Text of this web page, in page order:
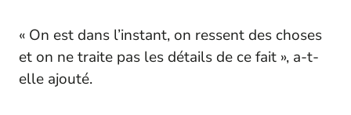
« On est dans l’instant, on ressent des choses
et on ne traite pas les détails de ce fait », a-t-
elle ajouté.